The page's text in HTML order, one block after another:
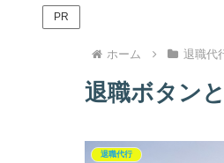
PR
ホーム 退職代
退職ボタン
退職代行